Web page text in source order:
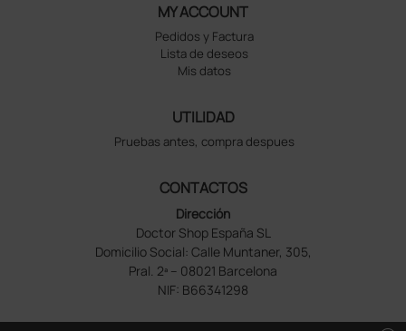
MY ACCOUNT
Pedidos y Factura
Lista de deseos
Mis datos
UTILIDAD
Pruebas antes, compra despues
CONTACTOS
Dirección
Doctor Shop España SL
Domicilio Social: Calle Muntaner, 305,
Pral. 2ª – 08021 Barcelona
NIF: B66341298